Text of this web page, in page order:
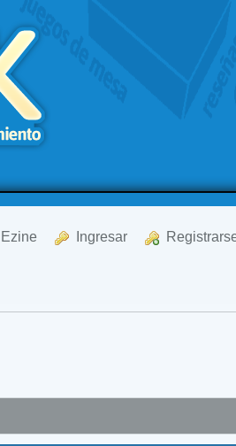
Ezine Ingresar